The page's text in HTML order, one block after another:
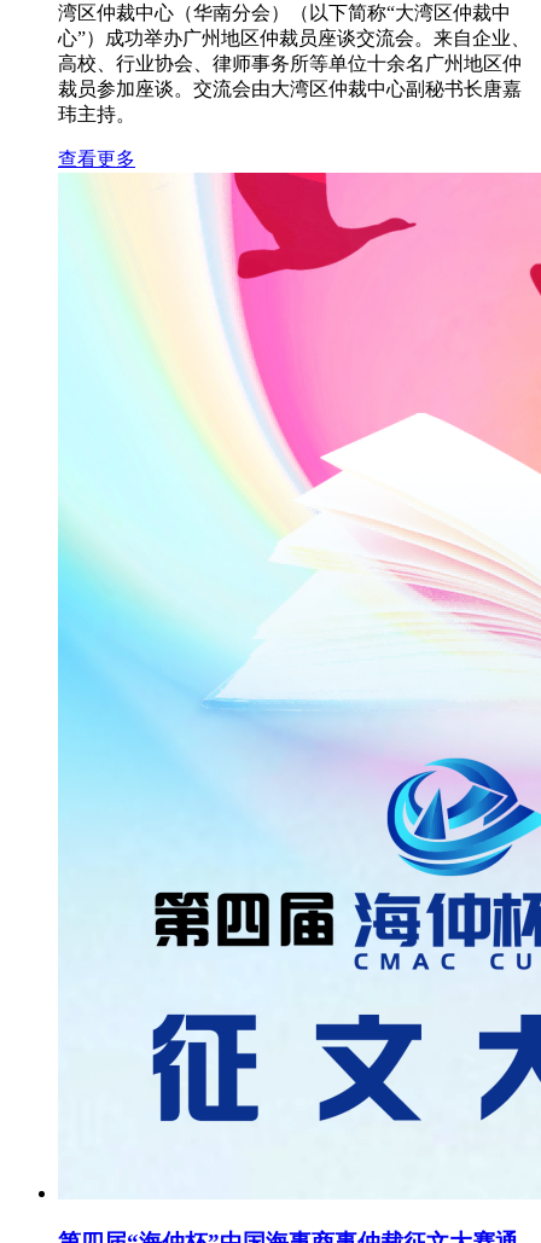
湾区仲裁中心（华南分会）（以下简称“大湾区仲裁中
心”）成功举办广州地区仲裁员座谈交流会。来自企业、
高校、行业协会、律师事务所等单位十余名广州地区仲
裁员参加座谈。交流会由大湾区仲裁中心副秘书长唐嘉
玮主持。
查看更多